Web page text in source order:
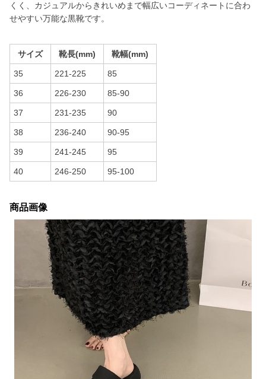
くく、カジュアルからきれいめまで幅広いコーディネートに合わ
せやすい万能な黒靴です。
サイズ 靴長(mm) 靴幅(mm)
35 221-225 85
36 226-230 85-90
37 231-235 90
38 236-240 90-95
39 241-245 95
40 246-250 95-100
商品画像